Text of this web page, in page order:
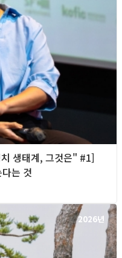
생태계, 그것은" #1]
는 것
2026년